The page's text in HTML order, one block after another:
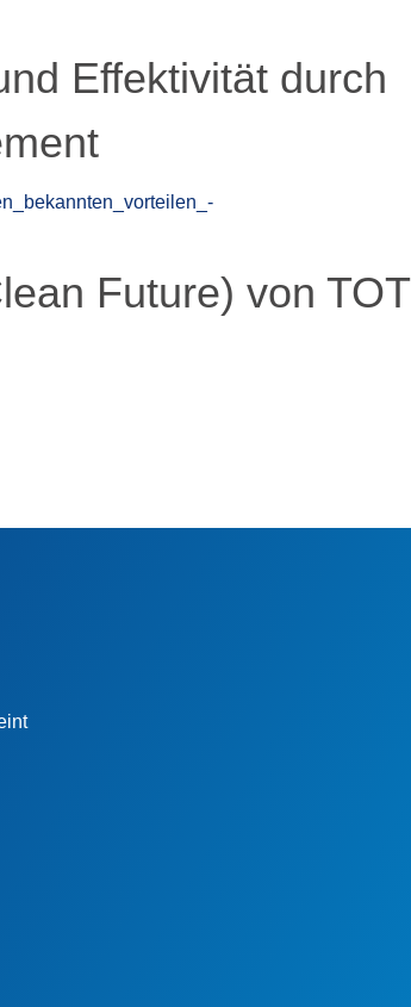
Effektivität durch
Future) von